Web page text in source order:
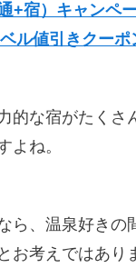
+宿）キャンペ
ル値引きクーポ
的な宿がたくさ
よね。
ら、温泉好きの
お考えではあり